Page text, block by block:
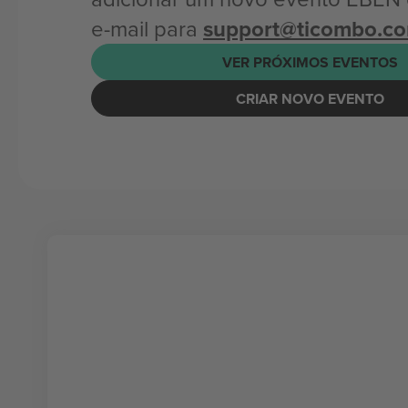
e-mail para
VER PRÓXIMOS EVENTOS
CRIAR NOVO EVENTO